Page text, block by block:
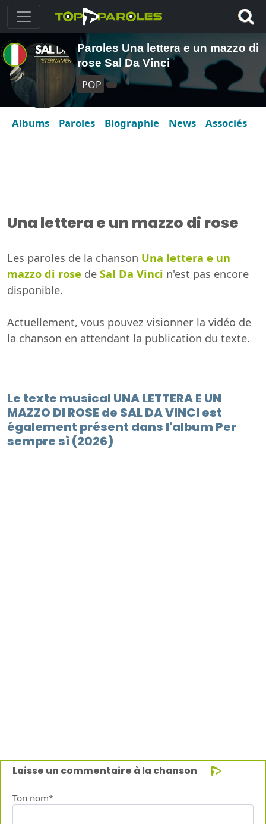
Paroles Una lettera e un mazzo di
rose Sal Da Vinci
POP
Albums Paroles Biographie News Associés
Una lettera e un mazzo di rose
Les paroles de la chanson Una lettera e un
mazzo di rose de Sal Da Vinci n'est pas encore
disponible.
Actuellement, vous pouvez visionner la vidéo de
la chanson en attendant la publication du texte.
Le texte musical UNA LETTERA E UN
MAZZO DI ROSE de SAL DA VINCI est
également présent dans l'album Per
sempre sì (2026)
Laisse un commentaire à la chanson
Ton nom*